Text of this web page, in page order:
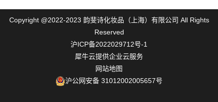
Copyright @2022-2023 韵斐诗化妆品（上海）有限公司 All Rights
Reserved
沪ICP备2022029712号-1
犀牛云提供企业云服务
网站地图
沪公网安备 31012002005657号